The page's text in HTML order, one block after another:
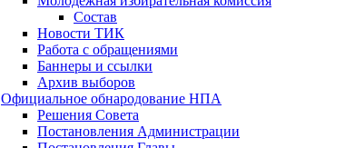
Состав
Новости ТИК
Работа с обращениями
Баннеры и ссылки
Архив выборов
Официальное обнародование НПА
Решения Совета
Постановления Администрации